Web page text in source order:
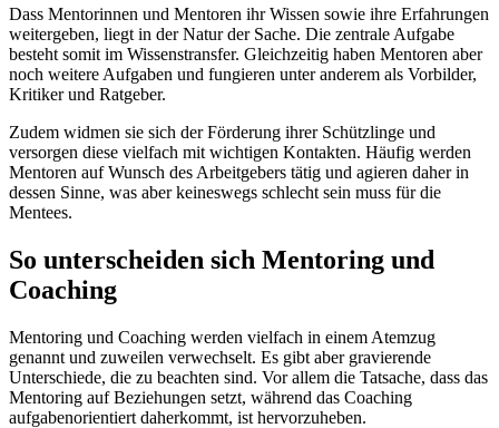
Dass Mentorinnen und Mentoren ihr Wissen sowie ihre Erfahrungen
weitergeben, liegt in der Natur der Sache. Die zentrale Aufgabe
besteht somit im Wissenstransfer. Gleichzeitig haben Mentoren aber
noch weitere Aufgaben und fungieren unter anderem als Vorbilder,
Kritiker und Ratgeber.
Zudem widmen sie sich der Förderung ihrer Schützlinge und
versorgen diese vielfach mit wichtigen Kontakten. Häufig werden
Mentoren auf Wunsch des Arbeitgebers tätig und agieren daher in
dessen Sinne, was aber keineswegs schlecht sein muss für die
Mentees.
So unterscheiden sich Mentoring und
Coaching
Mentoring und Coaching werden vielfach in einem Atemzug
genannt und zuweilen verwechselt. Es gibt aber gravierende
Unterschiede, die zu beachten sind. Vor allem die Tatsache, dass das
Mentoring auf Beziehungen setzt, während das Coaching
aufgabenorientiert daherkommt, ist hervorzuheben.